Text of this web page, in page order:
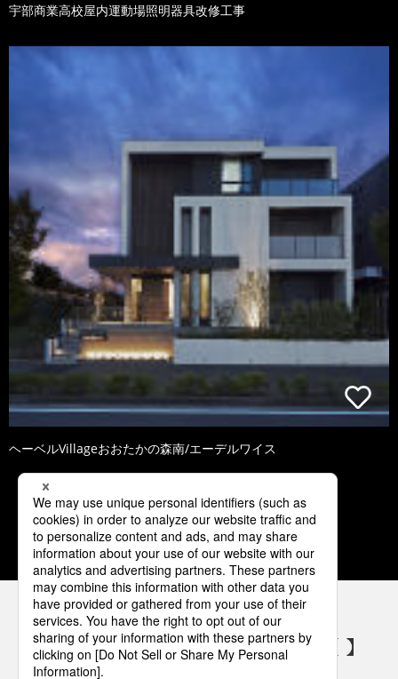
宇部商業高校屋内運動場照明器具改修工事
ヘーベルVillageおおたかの森南/エーデルワイス
1 2 3 4 5
パナソニックの電気設備 SNSアカウント